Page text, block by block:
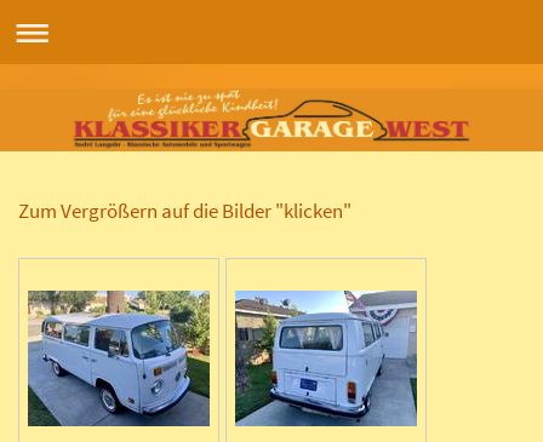
Zum Vergrößern auf die Bilder "klicken"